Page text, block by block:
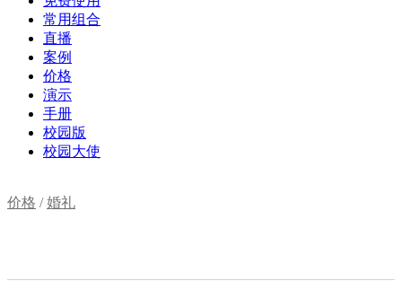
常用组合
直播
案例
价格
演示
手册
校园版
校园大使
价格 /婚礼